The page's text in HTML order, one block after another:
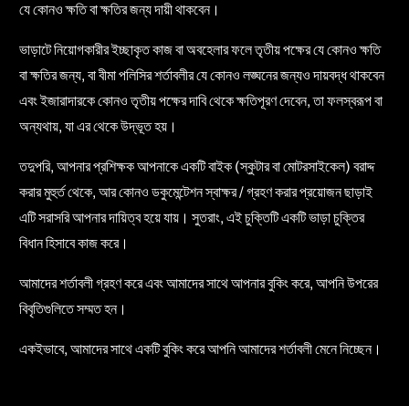
যে কোনও ক্ষতি বা ক্ষতির জন্য দায়ী থাকবেন।
ভাড়াটে নিয়োগকারীর ইচ্ছাকৃত কাজ বা অবহেলার ফলে তৃতীয় পক্ষের যে কোনও ক্ষতি
বা ক্ষতির জন্য, বা বীমা পলিসির শর্তাবলীর যে কোনও লঙ্ঘনের জন্যও দায়বদ্ধ থাকবেন
এবং ইজারাদারকে কোনও তৃতীয় পক্ষের দাবি থেকে ক্ষতিপূরণ দেবেন, তা ফলস্বরূপ বা
অন্যথায়, যা এর থেকে উদ্ভূত হয়।
তদুপরি, আপনার প্রশিক্ষক আপনাকে একটি বাইক (স্কুটার বা মোটরসাইকেল) বরাদ্দ
করার মুহুর্ত থেকে, আর কোনও ডকুমেন্টেশন স্বাক্ষর / গ্রহণ করার প্রয়োজন ছাড়াই
এটি সরাসরি আপনার দায়িত্ব হয়ে যায়। সুতরাং, এই চুক্তিটি একটি ভাড়া চুক্তির
বিধান হিসাবে কাজ করে।
আমাদের শর্তাবলী গ্রহণ করে এবং আমাদের সাথে আপনার বুকিং করে, আপনি উপরের
বিবৃতিগুলিতে সম্মত হন।
একইভাবে, আমাদের সাথে একটি বুকিং করে আপনি আমাদের শর্তাবলী মেনে নিচ্ছেন।